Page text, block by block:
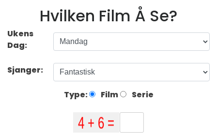
Hvilken Film Å Se?
Ukens
Dag:
Sjanger:
Type: Film Serie